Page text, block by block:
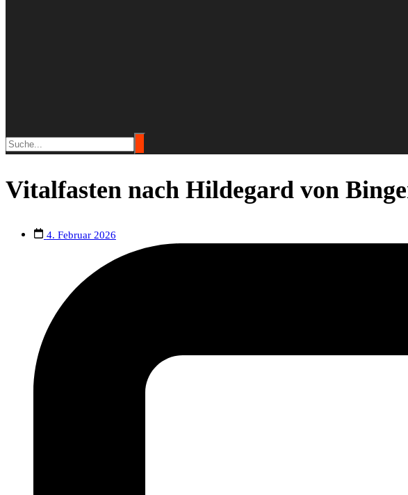
Vitalfasten nach Hildegard von
4. Februar 2026